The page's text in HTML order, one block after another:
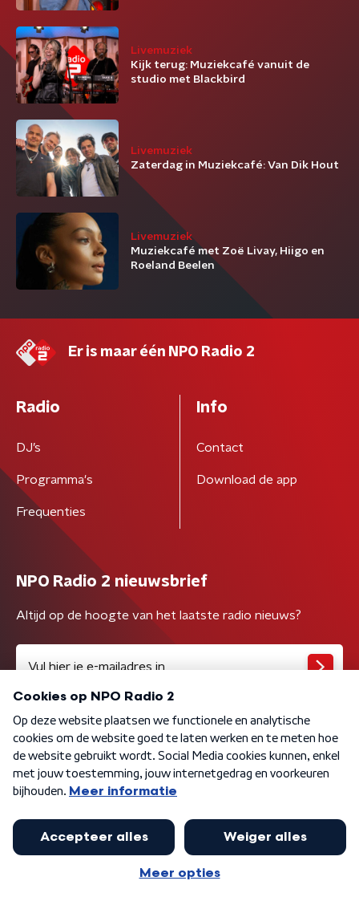
Livemuziek
Kijk terug: Muziekcafé vanuit de
studio met Blackbird
Livemuziek
Zaterdag in Muziekcafé: Van Dik Hout
Livemuziek
Muziekcafé met Zoë Livay, Hiigo en
Roeland Beelen
Er is maar één NPO Radio 2
Radio
DJ’s
Programma's
Frequenties
Info
Contact
Download de app
NPO Radio 2 nieuwsbrief
Altijd op de hoogte van het laatste radio nieuws?
Algemene voorwaarden